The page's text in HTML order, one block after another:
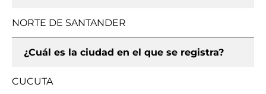
NORTE DE SANTANDER
¿Cuál es la ciudad en el que se registra?
CUCUTA